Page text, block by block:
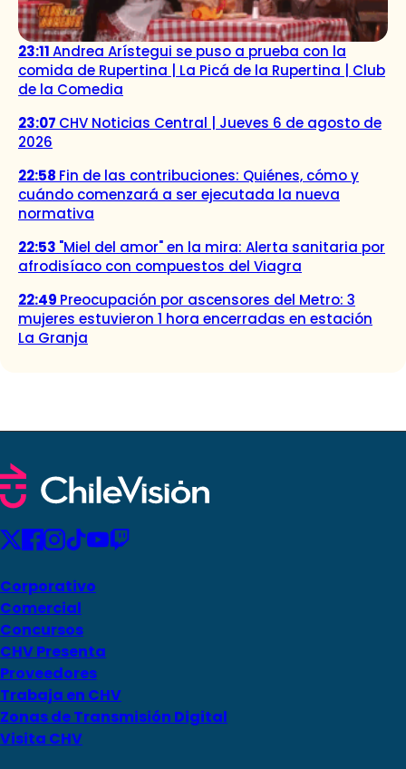
23:11Andrea Arístegui se puso a prueba con la
comida de Rupertina | La Picá de la Rupertina | Club
de la Comedia
23:07 CHV Noticias Central | Jueves 6 de agosto de
2026
22:58 Fin de las contribuciones: Quiénes, cómo y
cuándo comenzará a ser ejecutada la nueva
normativa
22:53 "Miel del amor" en la mira: Alerta sanitaria por
afrodisíaco con compuestos del Viagra
22:49 Preocupación por ascensores del Metro: 3
mujeres estuvieron 1 hora encerradas en estación
La Granja
Corporativo
Comercial
Concursos
CHV Presenta
Proveedores
Trabaja en CHV
Zonas de Transmisión Digital
Visita CHV